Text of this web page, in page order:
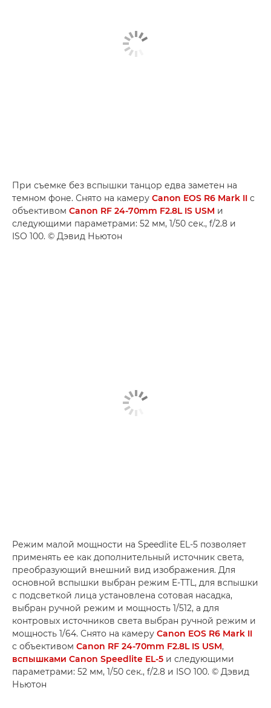
При съемке без вспышки танцор едва заметен на
темном фоне. Снято на камеру Canon EOS R6 Mark II с
объективом Canon RF 24-70mm F2.8L IS USM и
следующими параметрами: 52 мм, 1/50 сек., f/2.8 и
ISO 100. © Дэвид Ньютон
Режим малой мощности на Speedlite EL-5 позволяет
применять ее как дополнительный источник света,
преобразующий внешний вид изображения. Для
основной вспышки выбран режим E-TTL, для вспышки
с подсветкой лица установлена сотовая насадка,
выбран ручной режим и мощность 1/512, а для
контровых источников света выбран ручной режим и
мощность 1/64. Снято на камеру Canon EOS R6 Mark II
с объективом Canon RF 24-70mm F2.8L IS USM,
вспышками Canon Speedlite EL-5 и следующими
параметрами: 52 мм, 1/50 сек., f/2.8 и ISO 100. © Дэвид
Ньютон